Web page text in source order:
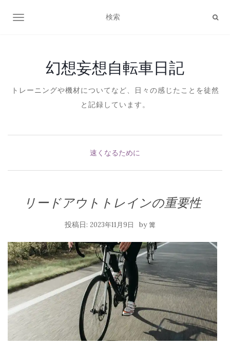
ナビゲーション切り替え
幻想妄想自転車日記
トレーニングや機材についてなど、日々の感じたことを徒然
と記録しています。
速くなるために
リードアウトトレインの重要性
投稿日: 2023年11月9日 by篝